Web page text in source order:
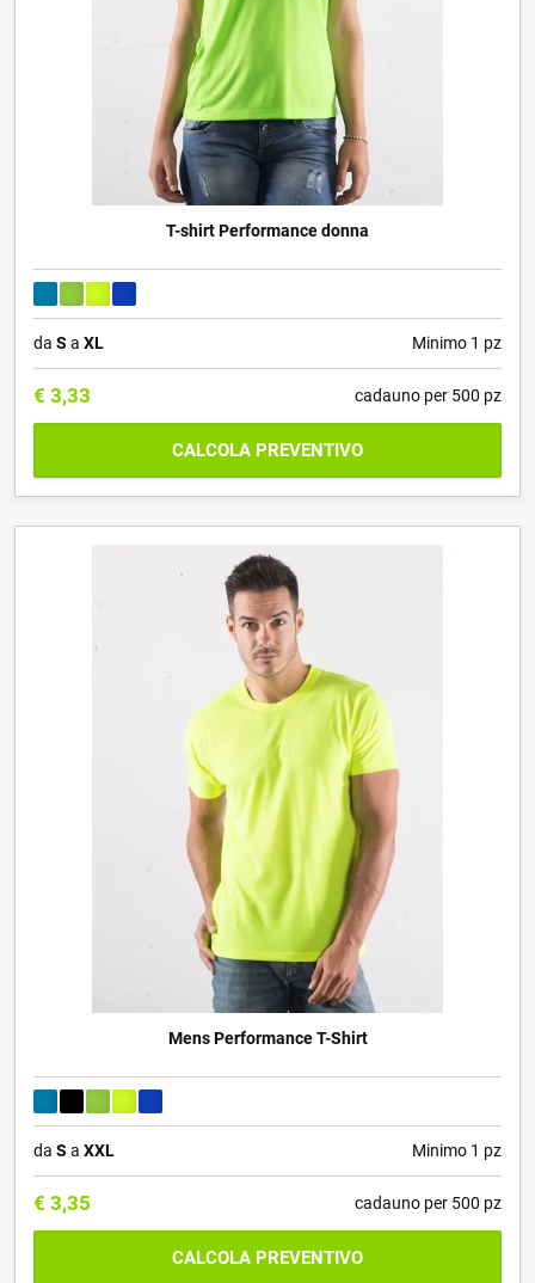
T-shirt Performance donna
da S a XL Minimo 1 pz
€ 3,33 cadauno per 500 pz
CALCOLA PREVENTIVO
Mens Performance T-Shirt
da S a XXL Minimo 1 pz
€ 3,35 cadauno per 500 pz
CALCOLA PREVENTIVO